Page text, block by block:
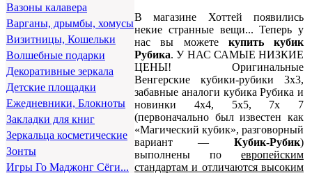
Вазоны калавера
Варганы, дрымбы, хомусы
Визитницы, Кошельки
Волшебные подарки
Декоративные зеркала
Детские площадки
Ежедневники, Блокноты
Закладки для книг
Зеркальца косметические
Зонты
Игры Го Маджонг Сёги...
В магазине Хоттей появились
некие странные вещи... Теперь у
нас вы можете купить кубик
Рубика. У НАС САМЫЕ НИЗКИЕ
ЦЕНЫ! Оригинальные
Венгерские кубики-рубики 3х3,
забавные аналоги кубика Рубика и
новинки 4х4, 5х5, 7х 7
(первоначально был известен как
«Магический кубик», разговорный
вариант — Кубик-Рубик)
выполнены по европейским
стандартам и отличаются высоким